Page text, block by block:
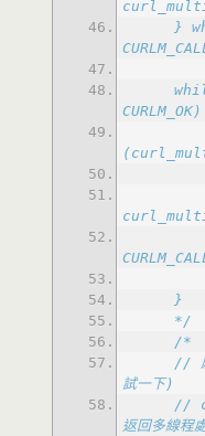
}
while
}
    */
// 感謝
//
返回多線程